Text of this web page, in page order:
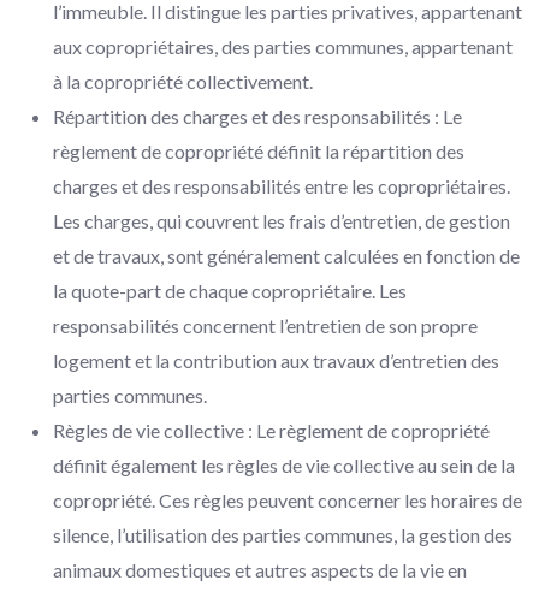
l’immeuble. Il distingue les parties privatives, appartenant
aux copropriétaires, des parties communes, appartenant
à la copropriété collectivement.
Répartition des charges et des responsabilités : Le
règlement de copropriété définit la répartition des
charges et des responsabilités entre les copropriétaires.
Les charges, qui couvrent les frais d’entretien, de gestion
et de travaux, sont généralement calculées en fonction de
la quote-part de chaque copropriétaire. Les
responsabilités concernent l’entretien de son propre
logement et la contribution aux travaux d’entretien des
parties communes.
Règles de vie collective : Le règlement de copropriété
définit également les règles de vie collective au sein de la
copropriété. Ces règles peuvent concerner les horaires de
silence, l’utilisation des parties communes, la gestion des
animaux domestiques et autres aspects de la vie en